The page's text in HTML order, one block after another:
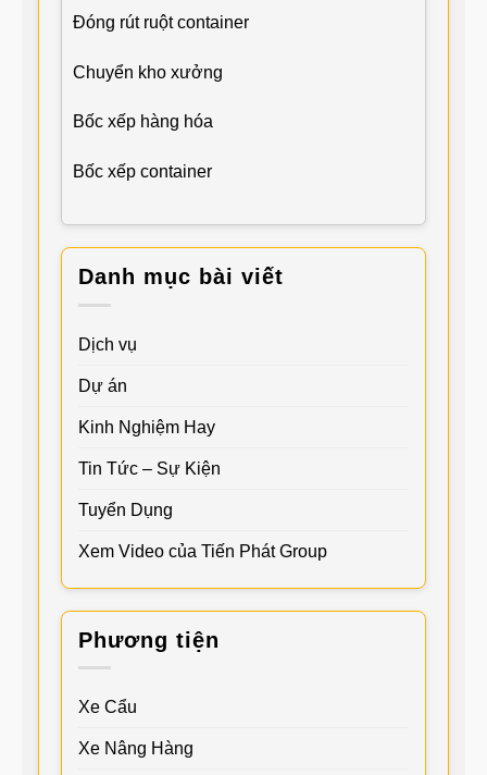
Đóng rút ruột container
Chuyển kho xưởng
Bốc xếp hàng hóa
Bốc xếp container
Danh mục bài viết
Dịch vụ
Dự án
Kinh Nghiệm Hay
Tin Tức – Sự Kiện
Tuyển Dụng
Xem Video của Tiến Phát Group
Phương tiện
Xe Cẩu
Xe Nâng Hàng